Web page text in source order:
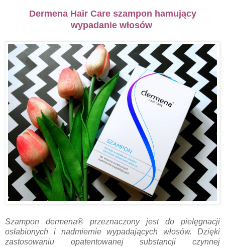
Dermena Hair Care szampon hamujący
wypadanie włosów
Szampon dermena® przeznaczony jest do pielęgnacji
osłabionych i nadmiernie wypadających włosów. Dzięki
zastosowaniu opatentowanej substancji czynnej